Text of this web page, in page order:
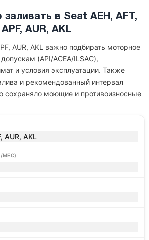
в Seat AEH, AFT,
APF, AUR, AKL
AUR, AKL важно подбирать моторное
(API/ACEA/ILSAC),
и условия эксплуатации. Также
и рекомендованный интервал
сохраняло моющие и противоизносные
AUR, AKL
МЕС)